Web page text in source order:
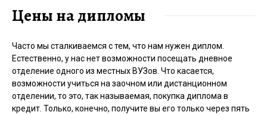
Цены на дипломы
Часто мы сталкиваемся с тем, что нам нужен диплом.
Естественно, у нас нет возможности посещать дневное
отделение одного из местных ВУЗов. Что касается,
возможности учиться на заочном или дистанционном
отделении, то это, так называемая, покупка диплома в
кредит. Только, конечно, получите вы его только через пять